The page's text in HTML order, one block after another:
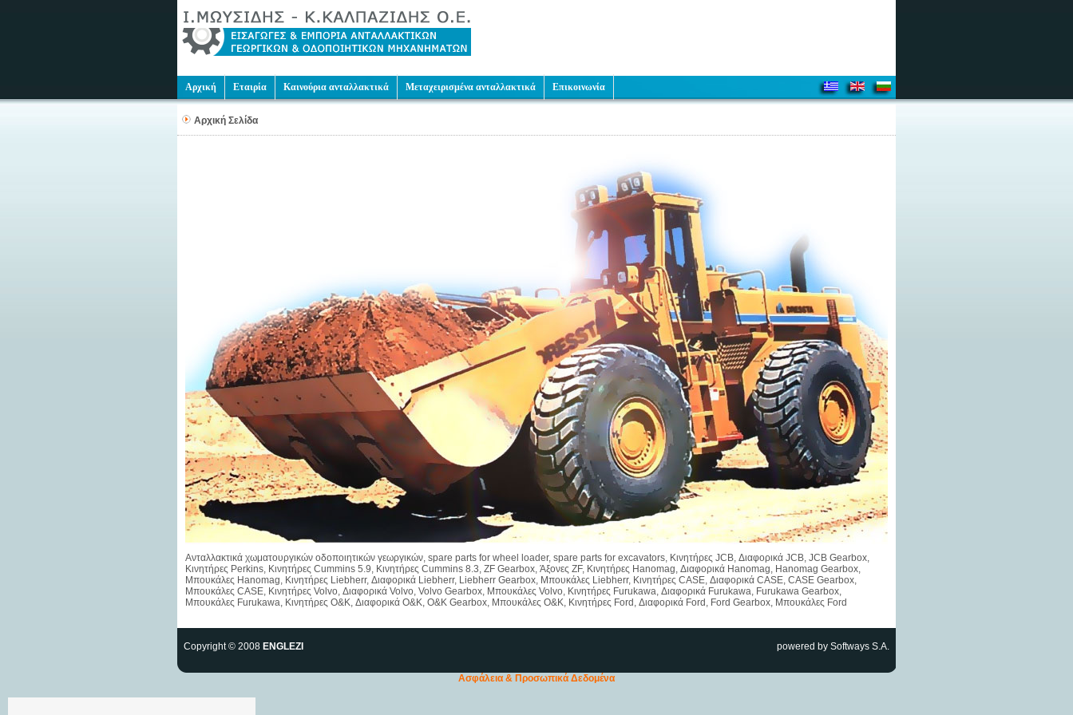
Αρχική Εταιρία Καινούρια ανταλλακτικά Μεταχειρισμένα ανταλλακτικά Επικοινωνία
Αρχική Σελίδα
Ανταλλακτικά χωματουργικών οδοποιητικών γεωργικών, spare parts for wheel loader, spare parts for excavators, Κινητήρες JCB, Διαφορικά JCB, JCB Gearbox,
Κινητήρες Perkins, Κινητήρες Cummins 5.9, Κινητήρες Cummins 8.3, ZF Gearbox, Άξονες ZF, Κινητήρες Hanomag, Διαφορικά Hanomag, Hanomag Gearbox,
Μπουκάλες Hanomag, Κινητήρες Liebherr, Διαφορικά Liebherr, Liebherr Gearbox, Μπουκάλες Liebherr, Κινητήρες CASE, Διαφορικά CASE, CASE Gearbox,
Μπουκάλες CASE, Κινητήρες Volvo, Διαφορικά Volvo, Volvo Gearbox, Μπουκάλες Volvo, Κινητήρες Furukawa, Διαφορικά Furukawa, Furukawa Gearbox,
Μπουκάλες Furukawa, Κινητήρες O&K, Διαφορικά O&K, O&K Gearbox, Μπουκάλες O&K, Κινητήρες Ford, Διαφορικά Ford, Ford Gearbox, Μπουκάλες Ford
Copyright © 2008 ENGLEZI powered by Softways S.A.
Ασφάλεια & Προσωπικά Δεδομένα